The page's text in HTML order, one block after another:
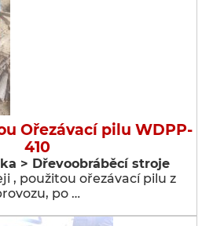
Ořezávací pilu WDPP-
410
> Dřevoobráběcí stroje
, použitou ořezávací pilu z
po …